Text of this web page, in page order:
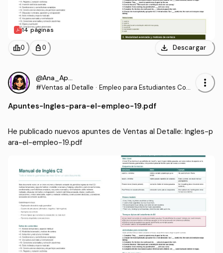
14 páginas
leaderboard0 personal_bag 0 download Descargar
@Ana_Apuntes
#Ventas al Detalle · Empleo para Estudiantes Com
more_vert
Apuntes-Ingles-para-el-empleo-19.pdf
He publicado nuevos apuntes de Ventas al Detalle: Ingles-p
ara-el-empleo-19.pdf